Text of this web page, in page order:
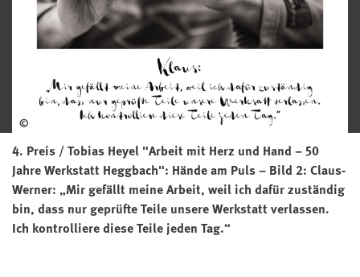
©
4. Preis / Tobias Heyel "Arbeit mit Herz und Hand – 50
Jahre Werkstatt Heggbach": Hände am Puls – Bild 2: Claus-
Werner:
Mir gefällt meine Arbeit, weil ich dafür zuständig
bin, dass nur geprüfte Teile unsere Werkstatt verlassen.
Ich kontrolliere diese Teile jeden Tag.